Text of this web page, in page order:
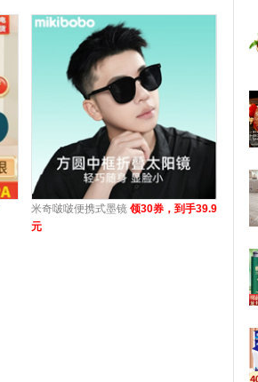
米奇啵啵便携式墨镜 领30券，到手39.9
元